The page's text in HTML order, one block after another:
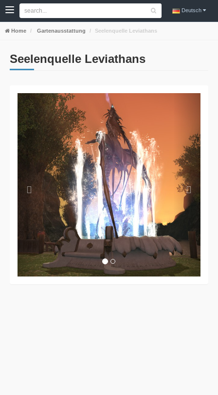
Deutsch
Home Gartenausstattung Seelenquelle Leviathans
Seelenquelle Leviathans